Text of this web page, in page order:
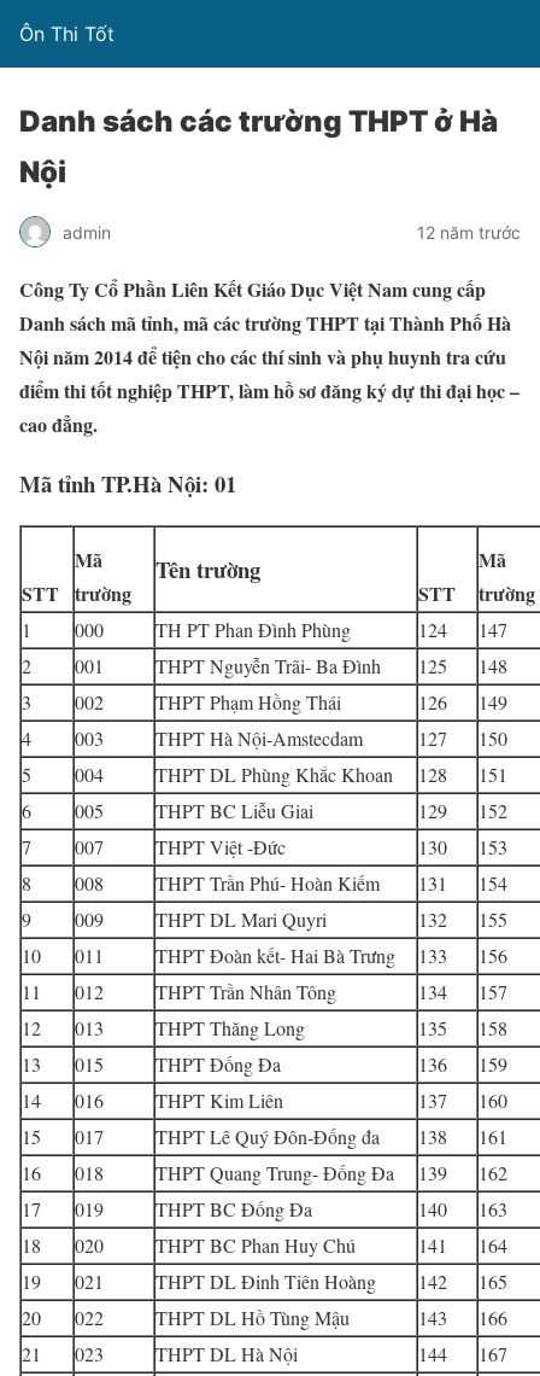
Ôn Thi Tốt
Danh sách các trường THPT ở Hà
Nội
admin 12 năm trước
Công Ty Cổ Phần Liên Kết Giáo Dục Việt Nam cung cấp
Danh sách mã tỉnh, mã các trường THPT tại Thành Phố Hà
Nội năm 2014 để tiện cho các thí sinh và phụ huynh tra cứu
điểm thi tốt nghiệp THPT, làm hồ sơ đăng ký dự thi đại học –
cao đẳng.
Mã tỉnh TP.Hà Nội: 01
STT
Mã
trường
Tên trường
STT
Mã
trường
1 000 TH PT Phan Đình Phùng 124
147
2
001 THPT Nguyễn Trãi- Ba Đình 125
148
3
002 THPT Phạm Hồng Thái 126
149
4
003 THPT Hà Nội-Amstecdam 127
150
5
004 THPT DL Phùng Khắc Khoan 128
151
6
005 THPT BC Liễu Giai 129
152
7
007 THPT Việt -Đức 130
153
8
008 THPT Trần Phú- Hoàn Kiếm 131
154
9
009 THPT DL Mari Quyri 132
155
10
011 THPT Đoàn kết- Hai Bà Trưng 133
156
11
012 THPT Trần Nhân Tông 134
157
12
013 THPT Thăng Long 135
158
13
015 THPT Đống Đa 136
159
14
016 THPT Kim Liên 137
160
15
017 THPT Lê Quý Đôn-Đống đa 138
161
16
018 THPT Quang Trung- Đống Đa 139
162
17
019 THPT BC Đống Đa 140
163
18
020 THPT BC Phan Huy Chú 141
164
19
021 THPT DL Đinh Tiên Hoàng 142
165
20
022 THPT DL Hồ Tùng Mậu 143
166
21
023 THPT DL Hà Nội 144
167